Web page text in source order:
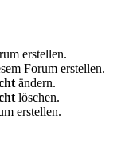
erstellen.
Forum erstellen.
ändern.
löschen.
erstellen.